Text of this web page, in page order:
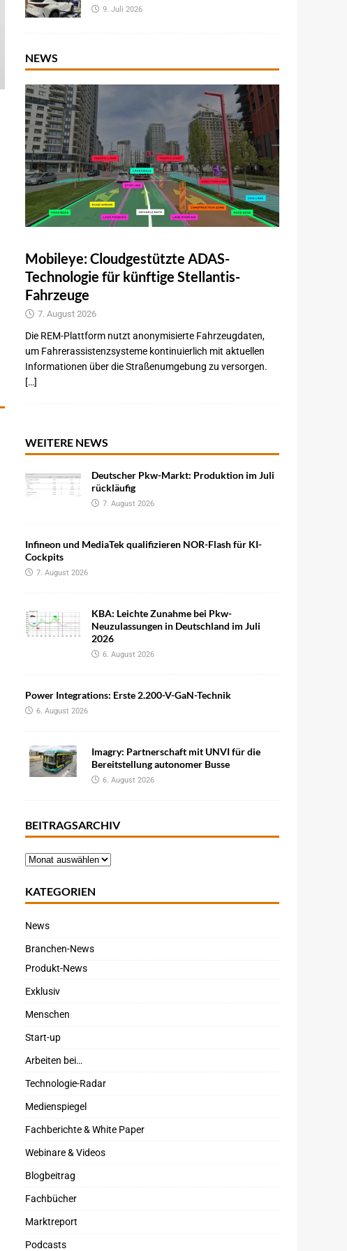
9. Juli 2026
NEWS
Mobileye: Cloudgestützte ADAS-
Technologie für künftige Stellantis-
Fahrzeuge
7. August 2026
Die REM-Plattform nutzt anonymisierte Fahrzeugdaten,
um Fahrerassistenzsysteme kontinuierlich mit aktuellen
Informationen über die Straßenumgebung zu versorgen.
[…]
WEITERE NEWS
Deutscher Pkw-Markt: Produktion im Juli
rückläufig
7. August 2026
Infineon und MediaTek qualifizieren NOR-Flash für KI-
Cockpits
7. August 2026
KBA: Leichte Zunahme bei Pkw-
Neuzulassungen in Deutschland im Juli
2026
6. August 2026
Power Integrations: Erste 2.200-V-GaN-Technik
6. August 2026
Imagry: Partnerschaft mit UNVI für die
Bereitstellung autonomer Busse
6. August 2026
BEITRAGSARCHIV
KATEGORIEN
News
Branchen-News
Produkt-News
Exklusiv
Menschen
Start-up
Arbeiten bei…
Technologie-Radar
Medienspiegel
Fachberichte & White Paper
Webinare & Videos
Blogbeitrag
Fachbücher
Marktreport
Podcasts